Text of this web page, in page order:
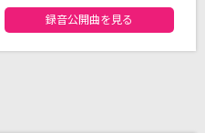
ントリーランキング
録音公開曲を見る